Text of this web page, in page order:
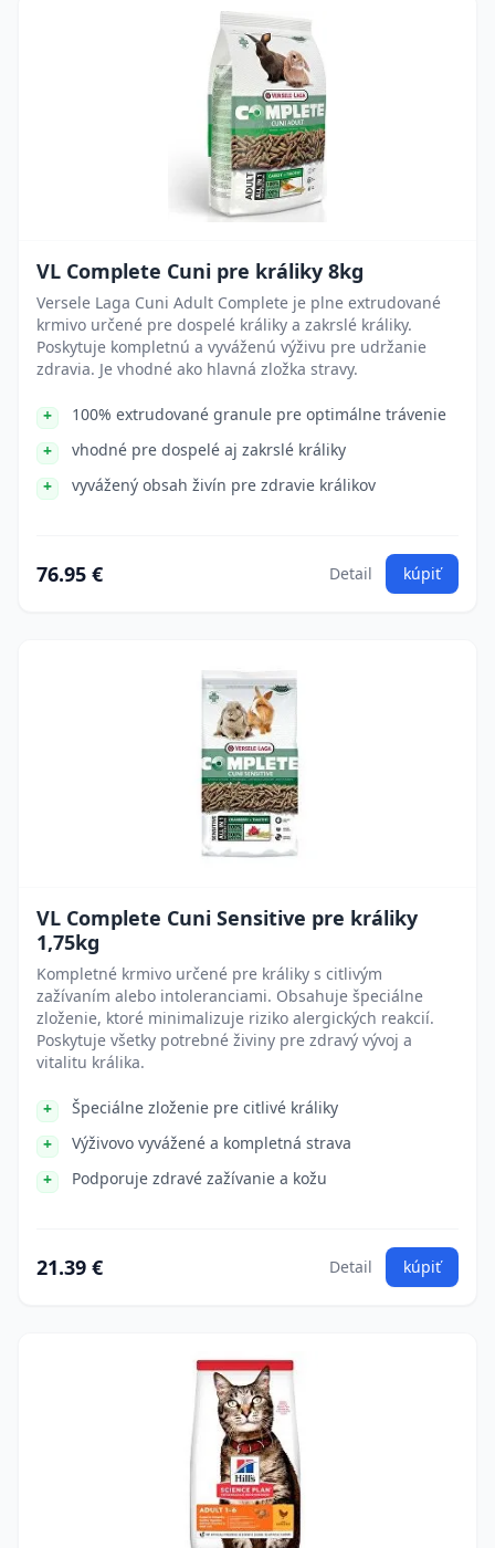
VL Complete Cuni pre králiky 8kg
Versele Laga Cuni Adult Complete je plne extrudované
krmivo určené pre dospelé králiky a zakrslé králiky.
Poskytuje kompletnú a vyváženú výživu pre udržanie
zdravia. Je vhodné ako hlavná zložka stravy.
100% extrudované granule pre optimálne trávenie
vhodné pre dospelé aj zakrslé králiky
vyvážený obsah živín pre zdravie králikov
76.95 € Detail kúpiť
VL Complete Cuni Sensitive pre králiky
1,75kg
Kompletné krmivo určené pre králiky s citlivým
zažívaním alebo intoleranciami. Obsahuje špeciálne
zloženie, ktoré minimalizuje riziko alergických reakcií.
Poskytuje všetky potrebné živiny pre zdravý vývoj a
vitalitu králika.
Špeciálne zloženie pre citlivé králiky
Výživovo vyvážené a kompletná strava
Podporuje zdravé zažívanie a kožu
21.39 € Detail kúpiť